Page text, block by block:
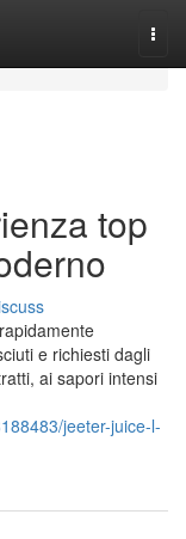
top
e richiesti dagli
ai sapori intensi
jeeter-juice-l-